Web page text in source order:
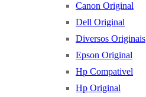
Canon Original
Dell Original
Diversos Originais
Epson Original
Hp Compativel
Hp Original